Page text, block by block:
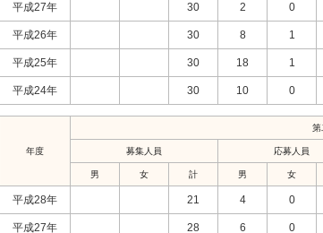
平成27年 30 2 0
平成26年 30 8 1
平成25年 30 18 1
平成24年 30 10 0
年度
第
募集人員 応募人員
男 女 計 男 女
平成28年 21 4 0
平成27年 28 6 0